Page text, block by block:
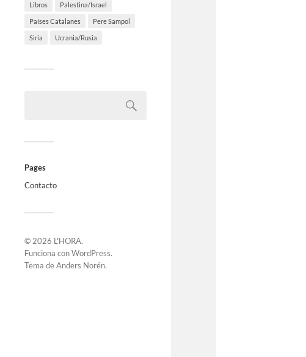
Libros Palestina/Israel
Países Catalanes Pere Sampol
Siria Ucrania/Rusia
Pages
Contacto
© 2026 L'HORA.
Funciona conWordPress.
Tema deAnders Norén.